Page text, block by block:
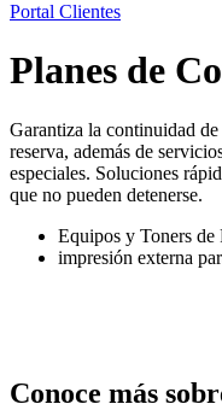
Portal Clientes
Planes de
Garantiza la continuidad
reserva, además de
especiales. Soluciones
que no pueden detenerse.
Equipos y Toners de
impresión externa
Conoce más